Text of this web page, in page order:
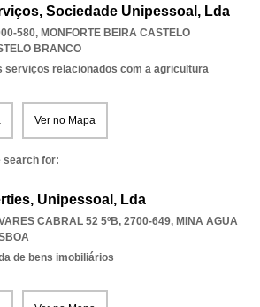
Sociedade Unipessoal, Lda
580, MONFORTE BEIRA CASTELO
BRANCO
serviços relacionados com a agricultura
Ver no Mapa
search for:
Unipessoal, Lda
CABRAL 52 5ºB, 2700-649, MINA AGUA
de bens imobiliários